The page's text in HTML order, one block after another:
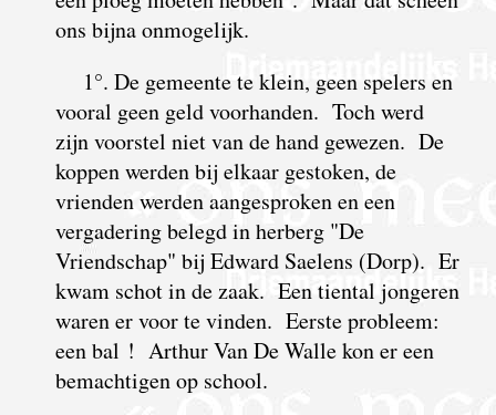
ons bijna onmogelijk.
1°. De gemeente te klein, geen spelers en
vooral geen geld voorhanden. Toch werd
zijn voorstel niet van de hand gewezen. De
koppen werden bij elkaar gestoken, de
vrienden werden aangesproken en een
vergadering belegd in herberg "De
Vriendschap" bij Edward Saelens (Dorp). Er
kwam schot in de zaak. Een tiental jongeren
waren er voor te vinden. Eerste probleem:
een bal ! Arthur Van De Walle kon er een
bemachtigen op school.